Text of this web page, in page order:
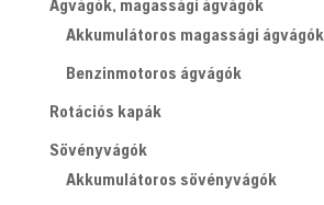
Ágvágók, magassági ágvágók
Akkumulátoros magassági ágvágók
Benzinmotoros ágvágók
Rotációs kapák
Sövényvágók
Akkumulátoros sövényvágók